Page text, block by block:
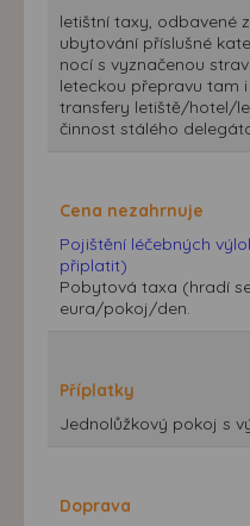
letištní taxy, odbavené
ubytování příslušné
nocí s vyznačenou
leteckou přepravu tam
transfery letiště/hotel/
činnost stálého
Cena nezahrnuje
Pojištění léčebných
připlatit)
Pobytová taxa (hradí
eura/pokoj/den.
Příplatky
Jednolůžkový pokoj s
Doprava